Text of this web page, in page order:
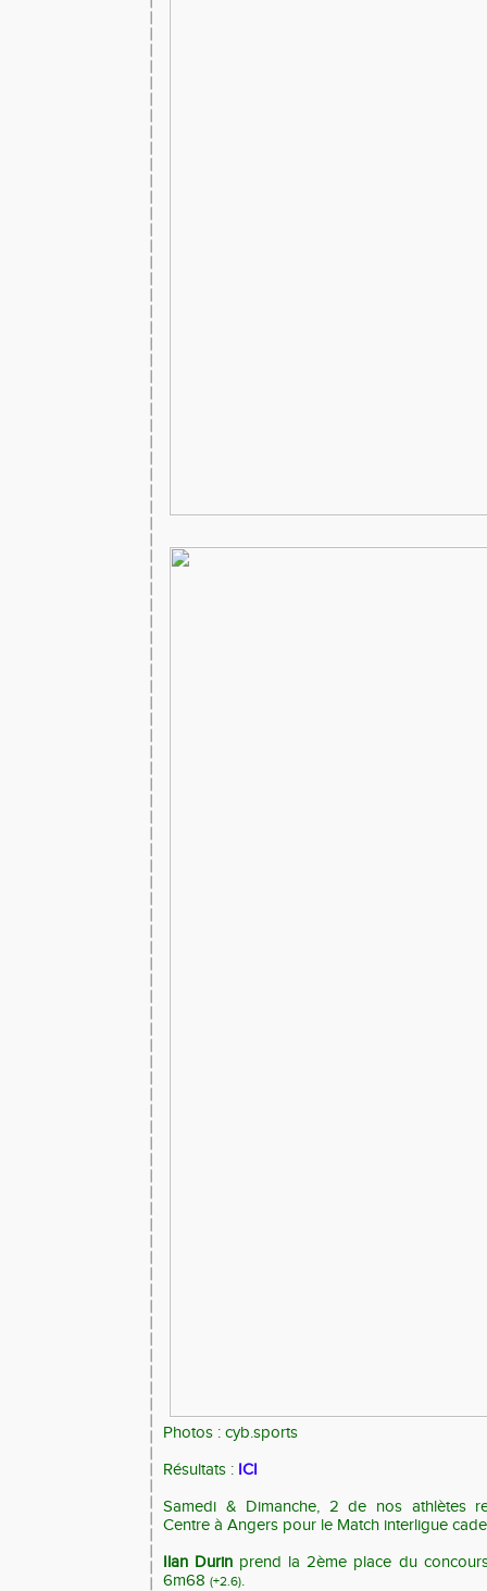
Photos : cyb.sports
Résultats : ICI
Samedi & Dimanche, 2 de nos athlètes
Centre à Angers pour le Match interligue
Ilan Durin prend la 2ème place du
6m68 (+2.6).